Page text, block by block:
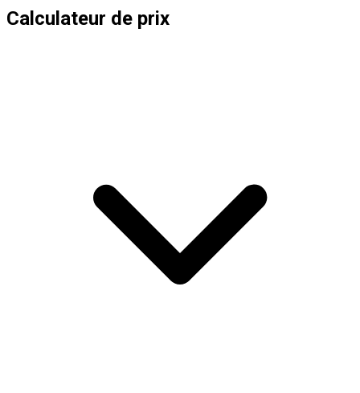
Calculateur de prix